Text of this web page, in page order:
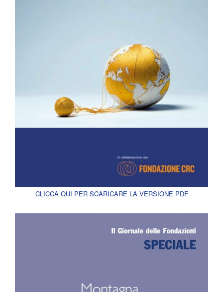
CLICCA QUI PER SCARICARE LA VERSIONE PDF